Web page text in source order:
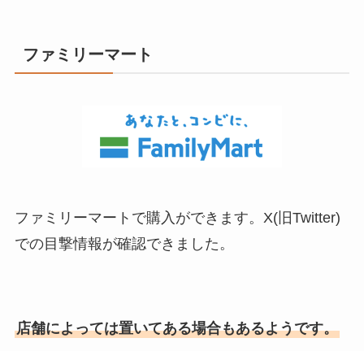
ファミリーマート
ファミリーマートで購入ができます。X(旧Twitter)
での目撃情報が確認できました。
店舗によっては置いてある場合もあるようです。